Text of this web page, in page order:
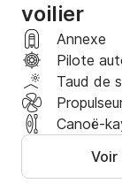
voilier
Annexe
Pilote
Taud de
Canoë-
Voir